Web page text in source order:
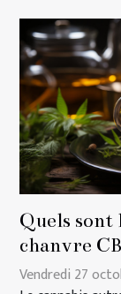
Quels sont
chanvre
Vendredi 27